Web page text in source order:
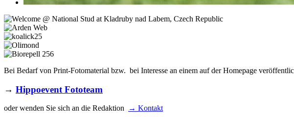
Bei Bedarf von Print-Fotomaterial bzw. bei Interesse an einem auf der Homepage
→ Hippoevent Fototeam
oder wenden Sie sich an die Redaktion → Kontakt